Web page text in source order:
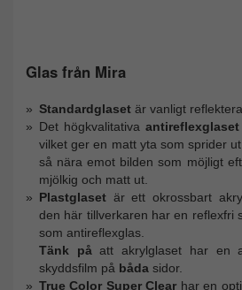
Glas från Mira
Standardglaset är vanligt
Det högkvalitativaantireflexglaset
vilket ger en matt yta som sprider
så nära emot bilden som möjligt
mjölkig och matt ut.
Plastglaset är ett okrossbart
den här tillverkaren har en reflexfri
som antireflexglas.
Tänk påatt akrylglaset har en
skyddsfilm på båda sidor.
True Color Super Clear har en